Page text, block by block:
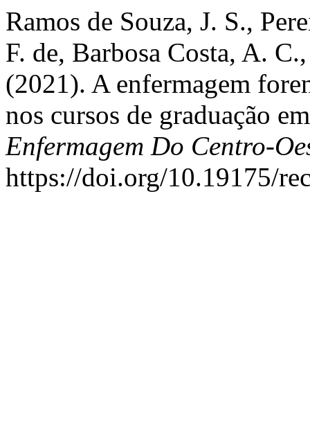
Ramos de Souza, J. S.,
F. de, Barbosa Costa, A.
(2021). A enfermagem
nos cursos de graduação
Enfermagem Do Centro-
https://doi.org/10.19175/